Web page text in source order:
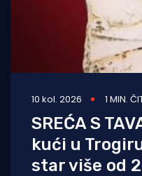
10 kol. 2026 1 MIN.
SREĆA S
kući u
star više od